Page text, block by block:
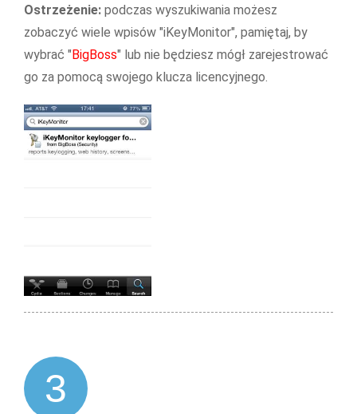
Ostrzeżenie: podczas wyszukiwania możesz
zobaczyć wiele wpisów "iKeyMonitor", pamiętaj, by
wybrać "BigBoss" lub nie będziesz mógł zarejestrować
go za pomocą swojego klucza licencyjnego.
3